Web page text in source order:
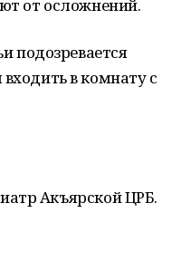
от осложнений.
подозревается
в комнату с
Акъярской ЦРБ.